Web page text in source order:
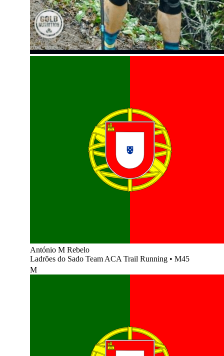
António M Rebelo
Ladrões do Sado Team ACA Trail Running • M45
M